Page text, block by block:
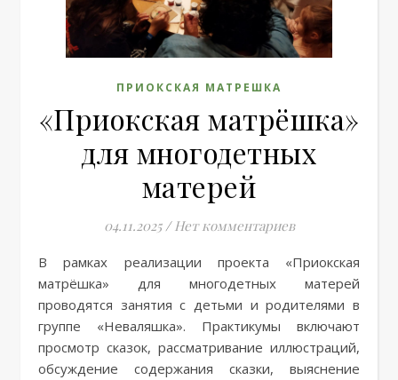
ПРИОКСКАЯ МАТРЕШКА
«Приокская матрёшка»
для многодетных
матерей
04.11.2025 / Нет комментариев
В рамках реализации проекта «Приокская
матрёшка» для многодетных матерей
проводятся занятия с детьми и родителями в
группе «Неваляшка». Практикумы включают
просмотр сказок, рассматривание иллюстраций,
обсуждение содержания сказки, выяснение